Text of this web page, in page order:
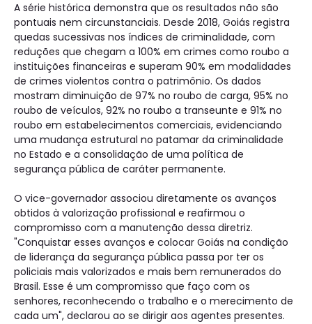
A série histórica demonstra que os resultados não são
pontuais nem circunstanciais. Desde 2018, Goiás registra
quedas sucessivas nos índices de criminalidade, com
reduções que chegam a 100% em crimes como roubo a
instituições financeiras e superam 90% em modalidades
de crimes violentos contra o patrimônio. Os dados
mostram diminuição de 97% no roubo de carga, 95% no
roubo de veículos, 92% no roubo a transeunte e 91% no
roubo em estabelecimentos comerciais, evidenciando
uma mudança estrutural no patamar da criminalidade
no Estado e a consolidação de uma política de
segurança pública de caráter permanente.
O vice-governador associou diretamente os avanços
obtidos à valorização profissional e reafirmou o
compromisso com a manutenção dessa diretriz.
"Conquistar esses avanços e colocar Goiás na condição
de liderança da segurança pública passa por ter os
policiais mais valorizados e mais bem remunerados do
Brasil. Esse é um compromisso que faço com os
senhores, reconhecendo o trabalho e o merecimento de
cada um", declarou ao se dirigir aos agentes presentes.